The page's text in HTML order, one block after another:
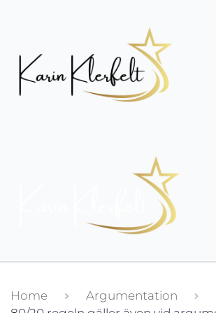
Home
Argumentation